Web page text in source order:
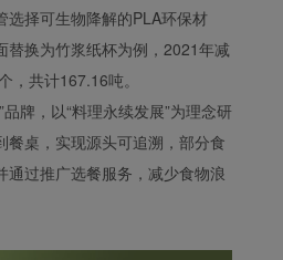
选择可生物降解的PLA环保材
替换为竹浆纸杯为例，2021年减
，共计167.16吨。
牌，以“料理永续发展”为理念研
餐桌，实现源头可追溯，部分食
通过推广选餐服务，减少食物浪